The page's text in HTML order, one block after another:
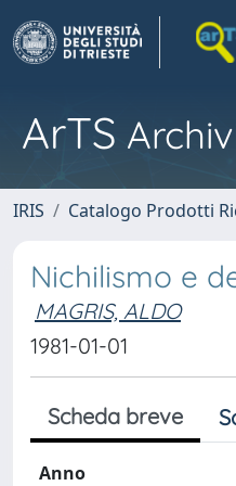
ArTS
IRIS Catalogo Prodotti
Nichilismo e
MAGRIS, ALDO
1981-01-01
Scheda breve
Anno